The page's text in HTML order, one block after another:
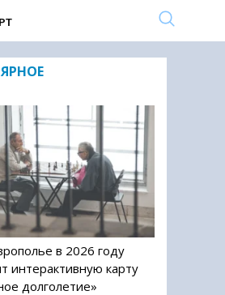
в 2026 году
интерактивную карту
долголетие»